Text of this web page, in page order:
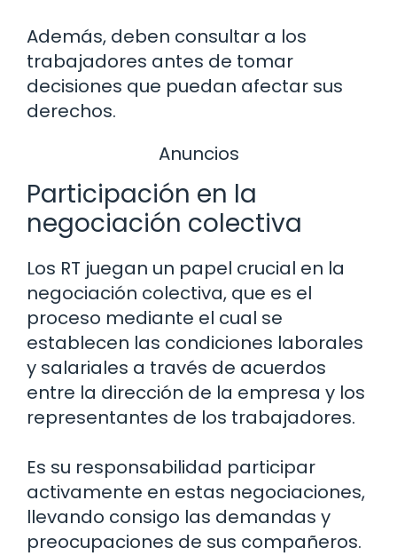
Además, deben consultar a los
trabajadores antes de tomar
decisiones que puedan afectar sus
derechos.
Anuncios
Participación en la
negociación colectiva
Los RT juegan un papel crucial en la
negociación colectiva, que es el
proceso mediante el cual se
establecen las condiciones laborales
y salariales a través de acuerdos
entre la dirección de la empresa y los
representantes de los trabajadores.
Es su responsabilidad participar
activamente en estas negociaciones,
llevando consigo las demandas y
preocupaciones de sus compañeros.